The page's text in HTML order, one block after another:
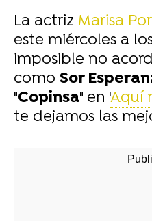
La actriz Marisa
este miércoles a
imposible no
como Sor
"Copinsa" en 'Aquí
te dejamos las